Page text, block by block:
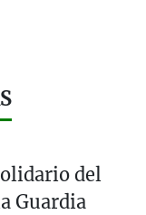
del
Guardia